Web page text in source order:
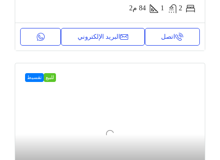
2
1
84 م2
اتصل البريد الإلكتروني
للبيع تقسيط